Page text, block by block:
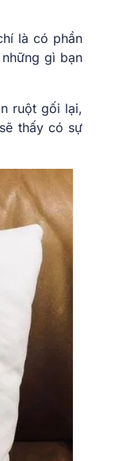
là có phần
gì bạn
ruột gối lại,
thấy có sự